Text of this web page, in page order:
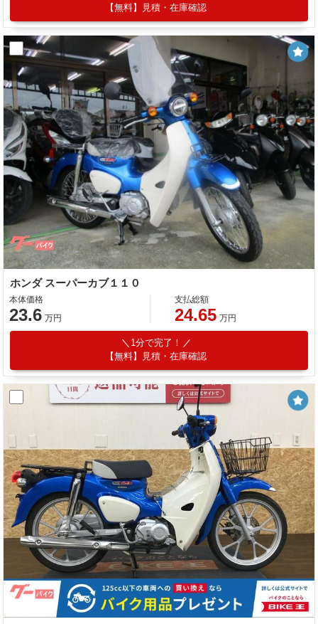
【無料】見積・在庫確認
ホンダ スーパーカブ１１０
本体価格
23.6 万円
支払総額
24.65 万円
1分で完了！
【無料】見積・在庫確認